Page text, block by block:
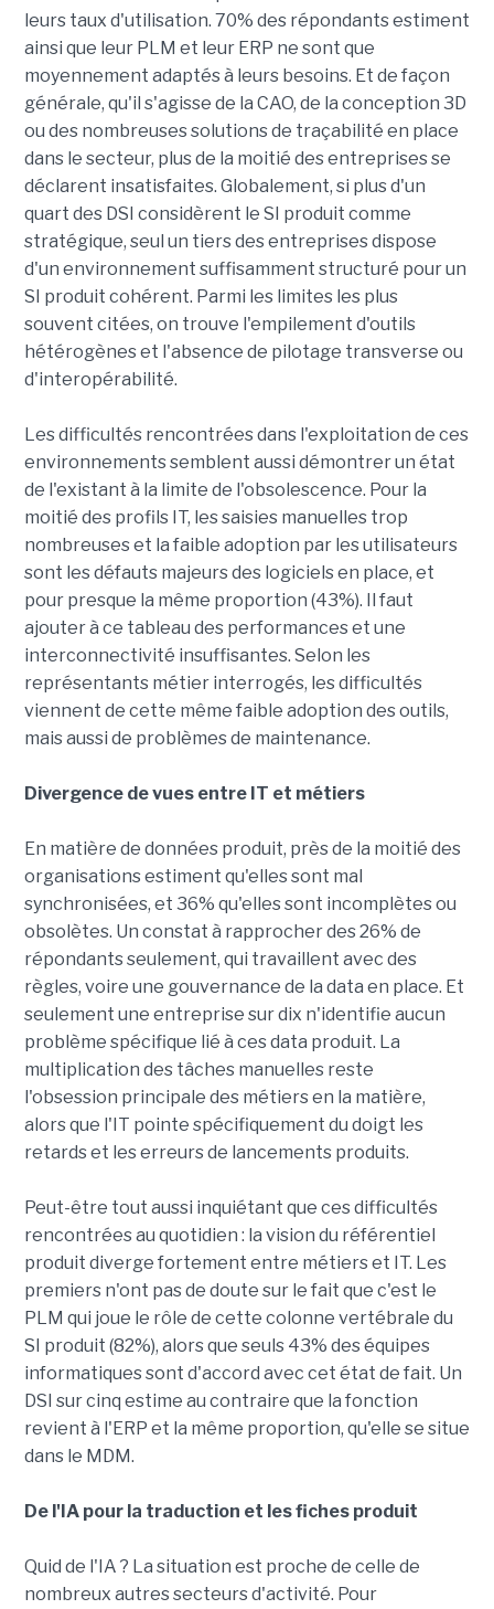
leurs taux d'utilisation. 70% des répondants estiment
ainsi que leur PLM et leur ERP ne sont que
moyennement adaptés à leurs besoins. Et de façon
générale, qu'il s'agisse de la CAO, de la conception 3D
ou des nombreuses solutions de traçabilité en place
dans le secteur, plus de la moitié des entreprises se
déclarent insatisfaites. Globalement, si plus d'un
quart des DSI considèrent le SI produit comme
stratégique, seul un tiers des entreprises dispose
d'un environnement suffisamment structuré pour un
SI produit cohérent. Parmi les limites les plus
souvent citées, on trouve l'empilement d'outils
hétérogènes et l'absence de pilotage transverse ou
d'interopérabilité.
Les difficultés rencontrées dans l'exploitation de ces
environnements semblent aussi démontrer un état
de l'existant à la limite de l'obsolescence. Pour la
moitié des profils IT, les saisies manuelles trop
nombreuses et la faible adoption par les utilisateurs
sont les défauts majeurs des logiciels en place, et
pour presque la même proportion (43%). Il faut
ajouter à ce tableau des performances et une
interconnectivité insuffisantes. Selon les
représentants métier interrogés, les difficultés
viennent de cette même faible adoption des outils,
mais aussi de problèmes de maintenance.
Divergence de vues entre IT et métiers
En matière de données produit, près de la moitié des
organisations estiment qu'elles sont mal
synchronisées, et 36% qu'elles sont incomplètes ou
obsolètes. Un constat à rapprocher des 26% de
répondants seulement, qui travaillent avec des
règles, voire une gouvernance de la data en place. Et
seulement une entreprise sur dix n'identifie aucun
problème spécifique lié à ces data produit. La
multiplication des tâches manuelles reste
l'obsession principale des métiers en la matière,
alors que l'IT pointe spécifiquement du doigt les
retards et les erreurs de lancements produits.
Peut-être tout aussi inquiétant que ces difficultés
rencontrées au quotidien : la vision du référentiel
produit diverge fortement entre métiers et IT. Les
premiers n'ont pas de doute sur le fait que c'est le
PLM qui joue le rôle de cette colonne vertébrale du
SI produit (82%), alors que seuls 43% des équipes
informatiques sont d'accord avec cet état de fait. Un
DSI sur cinq estime au contraire que la fonction
revient à l'ERP et la même proportion, qu'elle se situe
dans le MDM.
De l'IA pour la traduction et les fiches produit
Quid de l'IA ? La situation est proche de celle de
nombreux autres secteurs d'activité. Pour